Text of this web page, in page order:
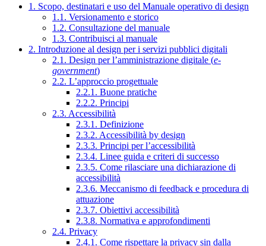
1. Scopo, destinatari e uso del Manuale operativo di design
1.1. Versionamento e storico
1.2. Consultazione del manuale
1.3. Contribuisci al manuale
2. Introduzione al design per i servizi pubblici digitali
2.1. Design per l’amministrazione digitale (e-
government)
2.2. L’approccio progettuale
2.2.1. Buone pratiche
2.2.2. Principi
2.3. Accessibilità
2.3.1. Definizione
2.3.2. Accessibilità by design
2.3.3. Principi per l’accessibilità
2.3.4. Linee guida e criteri di successo
2.3.5. Come rilasciare una dichiarazione di
accessibilità
2.3.6. Meccanismo di feedback e procedura di
attuazione
2.3.7. Obiettivi accessibilità
2.3.8. Normativa e approfondimenti
2.4. Privacy
2.4.1. Come rispettare la privacy sin dalla